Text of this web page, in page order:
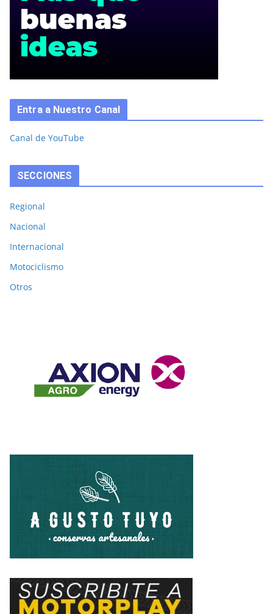
Entra a Nuestro Canal
Canal de YouTube
SECCIONES
Regional
Nacional
Internacional
Motociclismo
Otros